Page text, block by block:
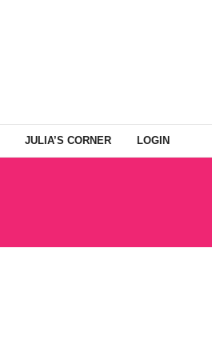
JULIA’S CORNER LOGIN